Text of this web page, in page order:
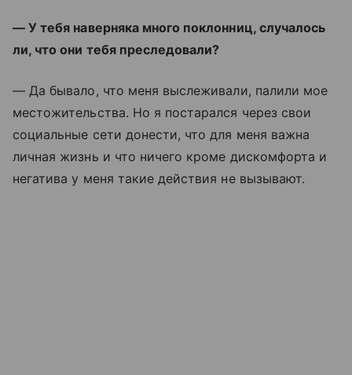
— У тебя наверняка много поклонниц, случалось
ли, что они тебя преследовали?
— Да бывало, что меня выслеживали, палили мое
местожительства. Но я постарался через свои
социальные сети донести, что для меня важна
личная жизнь и что ничего кроме дискомфорта и
негатива у меня такие действия не вызывают.